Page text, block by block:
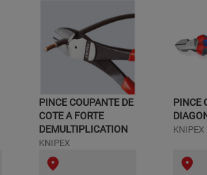
PINCE COUPANTE DE
COTE A FORTE
DEMULTIPLICATION
KNIPEX
PINCE
KNIPEX